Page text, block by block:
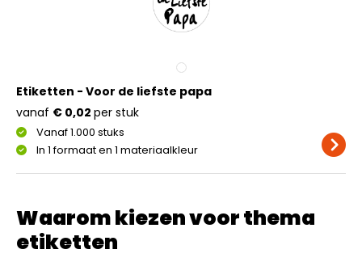
Etiketten - Voor de liefste papa
Vanaf 1.000 stuks
In 1 formaat en 1 materiaalkleur
vanaf € 0,02 per stuk
Waarom kiezen voor thema
etiketten